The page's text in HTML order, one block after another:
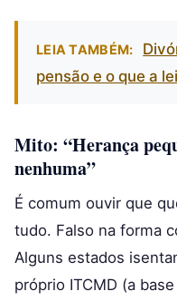
LEIA TAMBÉM:
pensão e o que a
Mito: “Herança
nenhuma”
É comum ouvir que
tudo. Falso na forma
Alguns estados
próprio ITCMD (a